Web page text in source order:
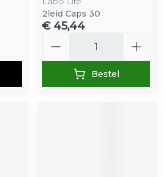
2leid Caps 30
€ 45,44
Bestel